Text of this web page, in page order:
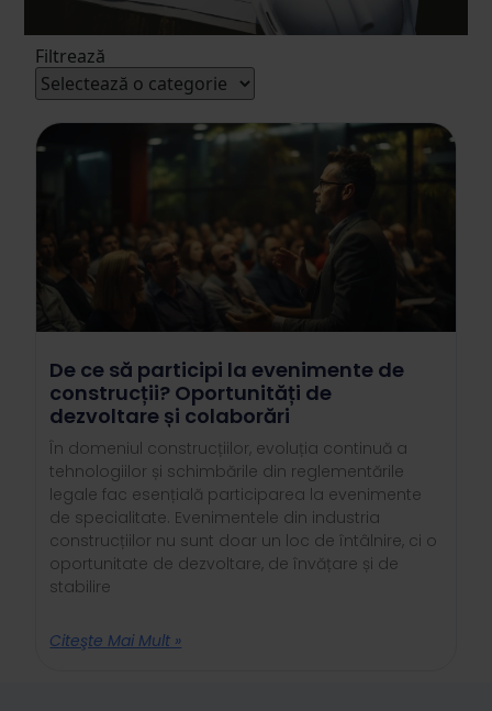
Filtrează
De ce să participi la evenimente de
construcții? Oportunități de
dezvoltare și colaborări
În domeniul construcțiilor, evoluția continuă a
tehnologiilor și schimbările din reglementările
legale fac esențială participarea la evenimente
de specialitate. Evenimentele din industria
construcțiilor nu sunt doar un loc de întâlnire, ci o
oportunitate de dezvoltare, de învățare și de
stabilire
Citeşte Mai Mult »